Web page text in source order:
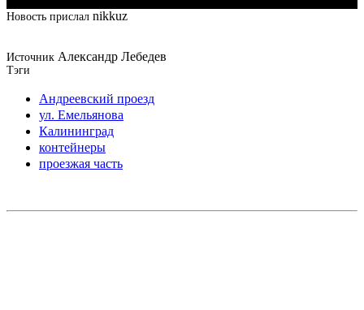
Новость прислал nikkuz
Источник Александр Лебедев
Тэги
Андреевский проезд
ул. Емельянова
Калининград
контейнеры
проезжая часть